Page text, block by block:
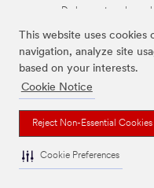
This website uses
navigation, analyze site
based on your interests.
Cookie Notice
Reject Non-Essential Cookies
Cookie Preferences
De bovenstaande